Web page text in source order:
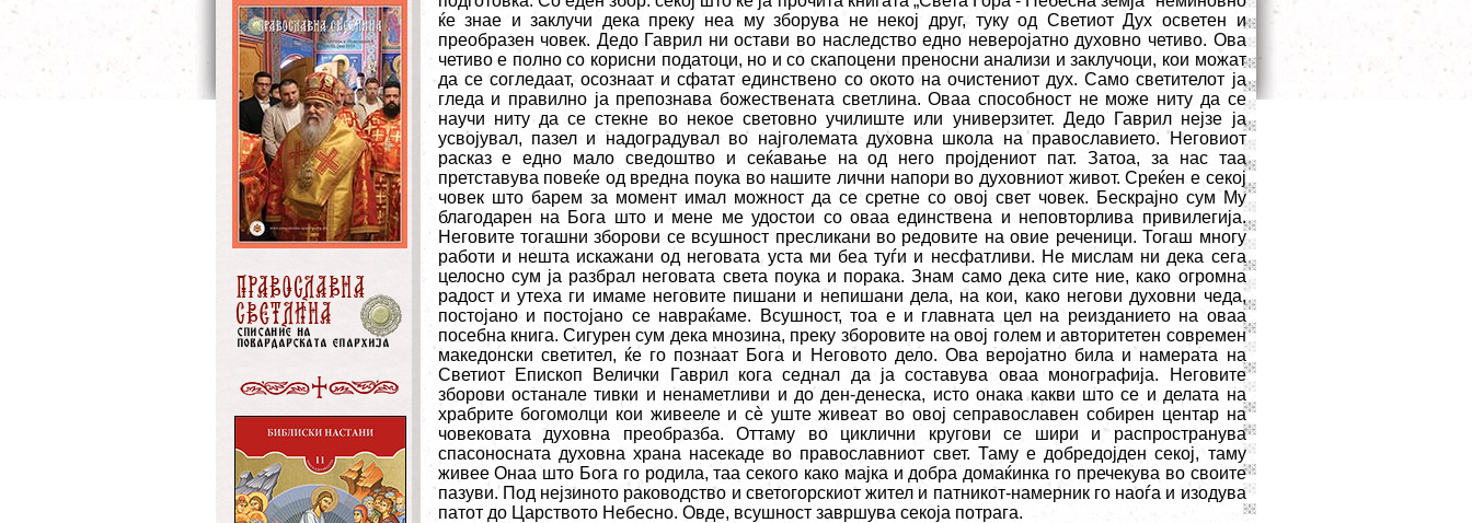
ќе знае и заклучи дека преку неа му зборува не некој друг, туку од Светиот Дух осветен и
преобразен човек. Дедо Гаврил ни остави во наследство едно неверојатно духовно четиво. Ова
четиво е полно со корисни податоци, но и со скапоцени преносни анализи и заклучоци, кои можат
да се согледаат, осознаат и сфатат единствено со окото на очистениот дух. Само светителот ја
гледа и правилно ја препознава божествената светлина. Оваа способност не може ниту да се
научи ниту да се стекне во некое световно училиште или универзитет. Дедо Гаврил нејзе ја
усвојувал, пазел и надоградувал во најголемата духовна школа на православието. Неговиот
расказ е едно мало сведоштво и сеќавање на од него пројдениот пат. Затоа, за нас таа
претставува повеќе од вредна поука во нашите лични напори во духовниот живот. Среќен е секој
човек што барем за момент имал можност да се сретне со овој свет човек. Бескрајно сум Му
благодарен на Бога што и мене ме удостои со оваа единствена и неповторлива привилегија.
Неговите тогашни зборови се всушност пресликани во редовите на овие реченици. Тогаш многу
работи и нешта искажани од неговата уста ми беа туѓи и несфатливи. Не мислам ни дека сега
целосно сум ја разбрал неговата света поука и порака. Знам само дека сите ние, како огромна
радост и утеха ги имаме неговите пишани и непишани дела, на кои, како негови духовни чеда,
постојано и постојано се навраќаме. Всушност, тоа е и главната цел на реизданието на оваа
посебна книга. Сигурен сум дека мнозина, преку зборовите на овој голем и авторитетен современ
македонски светител, ќе го познаат Бога и Неговото дело. Ова веројатно била и намерата на
Светиот Епископ Велички Гаврил кога седнал да ја составува оваа монографија. Неговите
зборови останале тивки и ненаметливи и до ден-денеска, исто онака какви што се и делата на
храбрите богомолци кои живееле и сè уште живеат во овој сеправославен собирен центар на
човековата духовна преобразба. Оттаму во циклични кругови се шири и распространува
спасоносната духовна храна насекаде во православниот свет. Таму е добредојден секој, таму
живее Онаа што Бога го родила, таа секого како мајка и добра домаќинка го пречекува во своите
пазуви. Под нејзиното раководство и светогорскиот жител и патникот-намерник го наоѓа и изодува
патот до Царството Небесно. Овде, всушност завршува секоја потрага.